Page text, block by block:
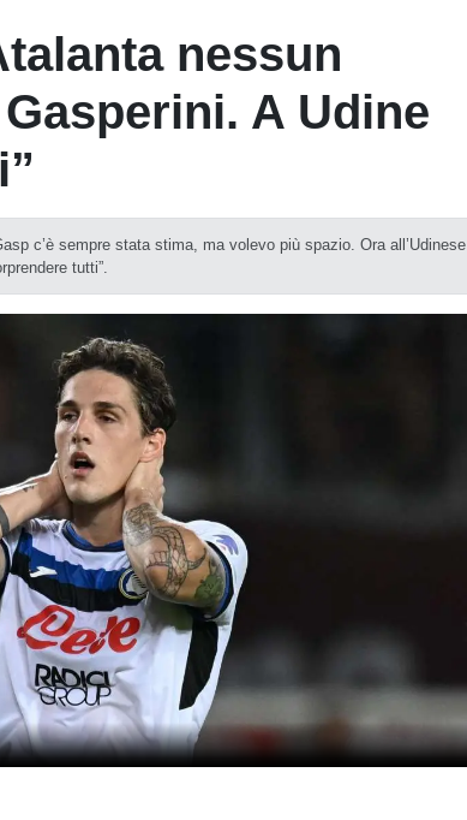
nessun
A Udine
c’è sempre stata stima, ma volevo più spazio. Ora all’Udinese
tutti”.